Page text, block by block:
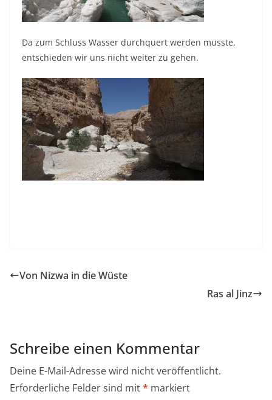
Da zum Schluss Wasser durchquert werden musste,
entschieden wir uns nicht weiter zu gehen.
Von Nizwa in die Wüste
Ras al Jinz
Schreibe einen Kommentar
Deine E-Mail-Adresse wird nicht veröffentlicht.
Erforderliche Felder sind mit* markiert